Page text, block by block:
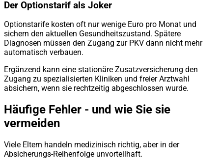
Der Optionstarif als Joker
Optionstarife kosten oft nur wenige Euro pro Monat und
sichern den aktuellen Gesundheitszustand. Spätere
Diagnosen müssen den Zugang zur PKV dann nicht mehr
automatisch verbauen.
Ergänzend kann eine stationäre Zusatzversicherung den
Zugang zu spezialisierten Kliniken und freier Arztwahl
absichern, wenn sie rechtzeitig abgeschlossen wurde.
Häufige Fehler - und wie Sie sie
vermeiden
Viele Eltern handeln medizinisch richtig, aber in der
Absicherungs-Reihenfolge unvorteilhaft.